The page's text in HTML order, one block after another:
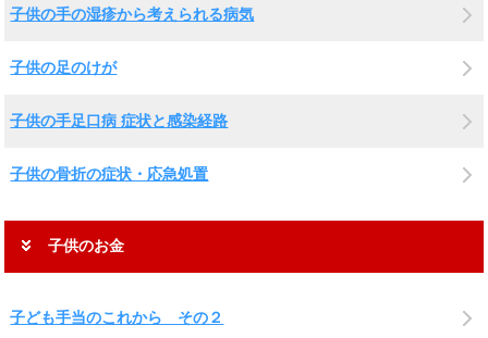
子供の手の湿疹から考えられる病気
子供の足のけが
子供の手足口病 症状と感染経路
子供の骨折の症状・応急処置
子供のお金
子ども手当のこれから その２